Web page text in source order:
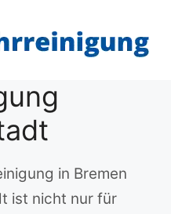
in Bremen
ist nicht nur für